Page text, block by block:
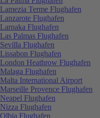
Lamezia Terme Flughafen
Lanzarote Flughafen
Larnaka Flughafen
Las Palmas Flughafen
Sevilla Flughafen
Lissabon Flughafen
London Heathrow Flughafen
Malaga Flughafen
Malta International Airport
Marseille Provence Flughafen
Neapel Flughafen
Nizza Flughafen
Olbia Flughafen